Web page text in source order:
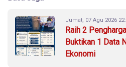
Jumat, 07 Agu 2026
Raih 2
Buktikan 1 Data
Ekonomi